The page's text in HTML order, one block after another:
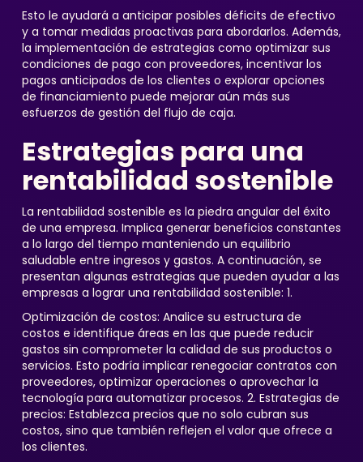
Esto le ayudará a anticipar posibles déficits de efectivo
y a tomar medidas proactivas para abordarlos. Además,
la implementación de estrategias como optimizar sus
condiciones de pago con proveedores, incentivar los
pagos anticipados de los clientes o explorar opciones
de financiamiento puede mejorar aún más sus
esfuerzos de gestión del flujo de caja.
Estrategias para una
rentabilidad sostenible
La rentabilidad sostenible es la piedra angular del éxito
de una empresa. Implica generar beneficios constantes
a lo largo del tiempo manteniendo un equilibrio
saludable entre ingresos y gastos. A continuación, se
presentan algunas estrategias que pueden ayudar a las
empresas a lograr una rentabilidad sostenible: 1.
Optimización de costos: Analice su estructura de
costos e identifique áreas en las que puede reducir
gastos sin comprometer la calidad de sus productos o
servicios. Esto podría implicar renegociar contratos con
proveedores, optimizar operaciones o aprovechar la
tecnología para automatizar procesos. 2. Estrategias de
precios: Establezca precios que no solo cubran sus
costos, sino que también reflejen el valor que ofrece a
los clientes.